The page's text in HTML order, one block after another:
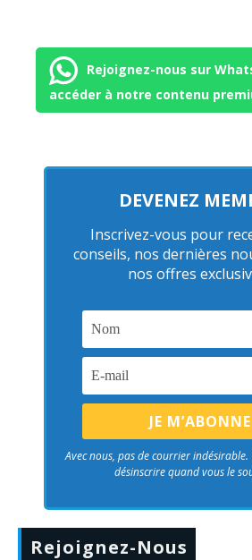
Rejoignez-nous sur
accéder à notre contenu
DEVENEZ
Inscrivez-vous pour
conseils, nos dernières
nos offres
Avec nous, pas de courrier indésirable.
désinscrire quand vous le
Rejoignez-Nous